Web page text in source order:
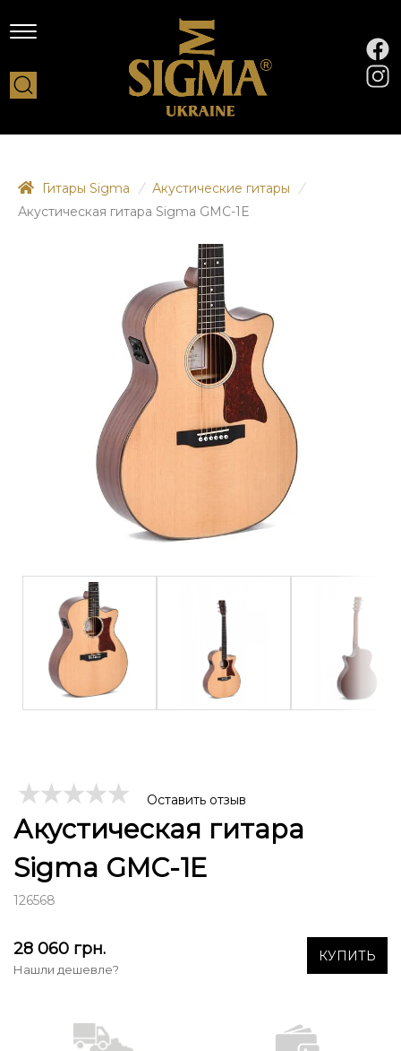
Гитары Sigma / Акустические гитары
/
Акустическая гитара Sigma GMC-1E
Оставить отзыв
Акустическая гитара
Sigma GMC-1E
126568
28 060 грн.
Нашли дешевле?
КУПИТЬ